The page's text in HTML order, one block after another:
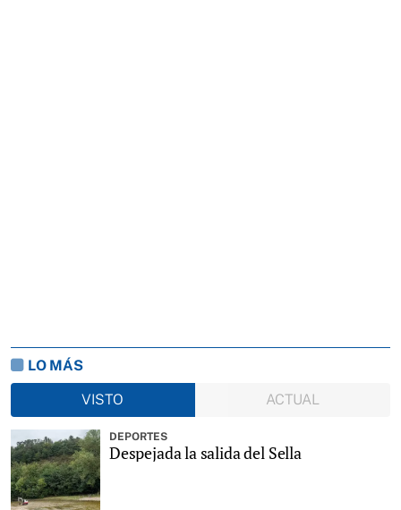
LO MÁS
VISTO
ACTUAL
DEPORTES
Despejada la salida del Sella